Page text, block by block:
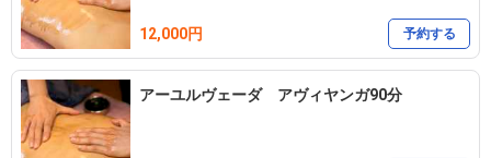
12,000円 予約する
アーユルヴェーダ アヴィヤンガ90分